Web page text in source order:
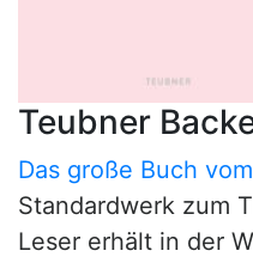
Teubner
Das große Buch
Standardwerk zum
Leser erhält in der